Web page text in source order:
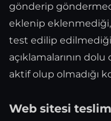
gönderip
eklenip
test edilip edilmediği,
açıklamalarının dolu
aktif olup olmadığı
Web sitesi